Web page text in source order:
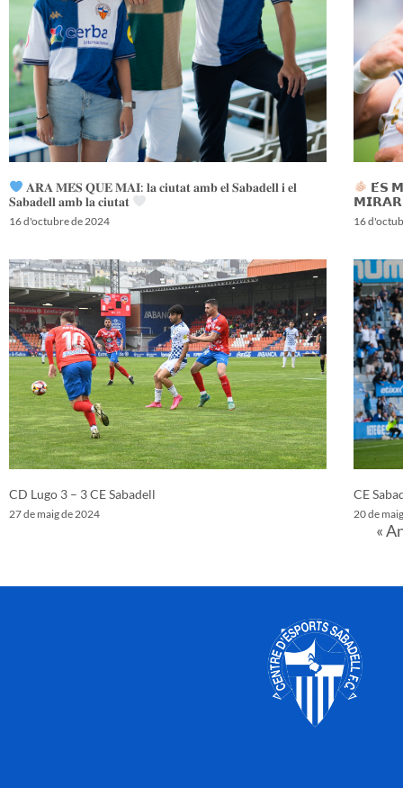
𝐀𝐑𝐀 𝐌𝐄́𝐒 𝐐𝐔𝐄 𝐌𝐀𝐈: 𝐥𝐚 𝐜𝐢𝐮𝐭𝐚𝐭 𝐚𝐦𝐛 𝐞𝐥 𝐒𝐚𝐛𝐚𝐝𝐞𝐥𝐥 𝐢 𝐞𝐥
𝐒𝐚𝐛𝐚𝐝𝐞𝐥𝐥 𝐚𝐦𝐛 𝐥𝐚 𝐜𝐢𝐮𝐭𝐚𝐭
16 d'octubre de 2024
𝗘́𝗦
16
CD Lugo 3 – 3 CE Sabadell
27 de maig de 2024
CE
20 de
«